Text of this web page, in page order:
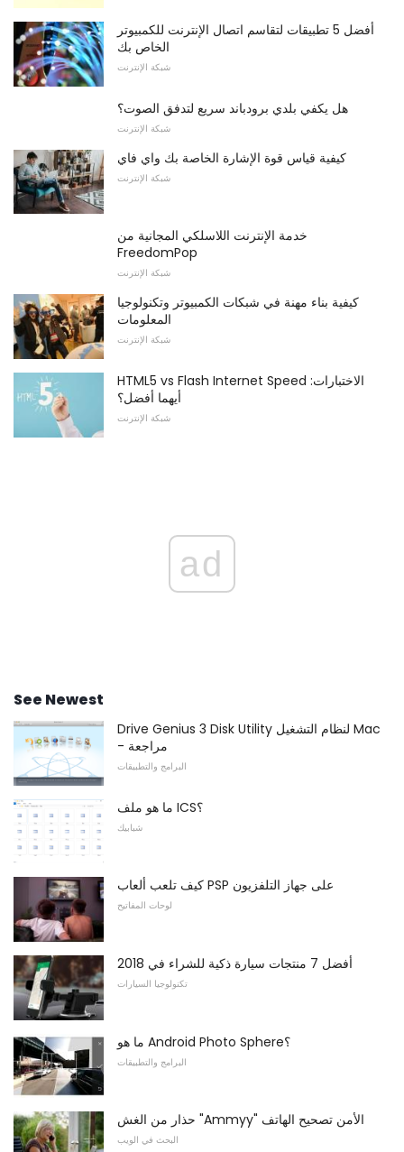
أفضل 5 تطبيقات لتقاسم اتصال الإنترنت للكمبيوتر
الخاص بك
شبكة الإنترنت
هل يكفي بلدي برودباند سريع لتدفق الصوت؟
شبكة الإنترنت
كيفية قياس قوة الإشارة الخاصة بك واي فاي
شبكة الإنترنت
خدمة الإنترنت اللاسلكي المجانية من
FreedomPop
شبكة الإنترنت
كيفية بناء مهنة في شبكات الكمبيوتر وتكنولوجيا
المعلومات
شبكة الإنترنت
HTML5 vs Flash Internet Speed ​​الاختبارات:
أيهما أفضل؟
شبكة الإنترنت
ad
See Newest
Drive Genius 3 Disk Utility لنظام التشغيل Mac
- مراجعة
البرامج والتطبيقات
ما هو ملف ICS؟
شبابيك
كيف تلعب ألعاب PSP على جهاز التلفزيون
لوحات المفاتيح
أفضل 7 منتجات سيارة ذكية للشراء في 2018
تكنولوجيا السيارات
ما هو Android Photo Sphere؟
البرامج والتطبيقات
حذار من الغش "Ammyy" الأمن تصحيح الهاتف
البحث في الويب